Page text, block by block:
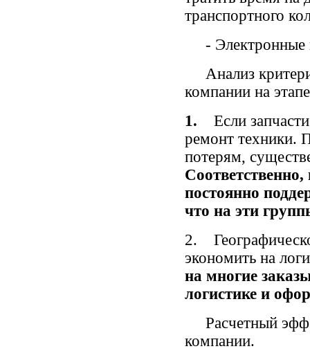
транспортного
- Электронные
Анализ
компании на
1.
Если
ремонт техники.
потерям,
постоянно
что на эти
2.
экономить на
на многие
логистике и
Расчетный
компании.